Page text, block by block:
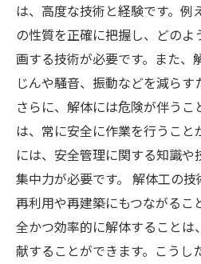
は、高度な技術と経験です。例
の性質を正確に把握し、どの
画する技術が必要です。また、
じんや騒音、振動などを減らす
さらに、解体には危険が伴うこ
は、常に安全に作業を行うこと
には、安全管理に関する知識や
集中力が必要です。 解体工の
再利用や再建築にもつながるこ
全かつ効率的に解体することは
献することができます。こうし